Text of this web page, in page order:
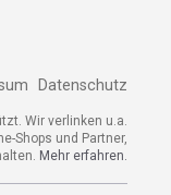
Datenschutz
Wir verlinken
und Partner,
Mehr erfahren.